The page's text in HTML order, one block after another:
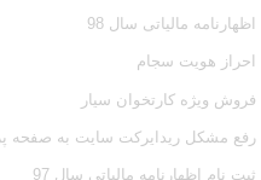
اظهارنامه مالیاتی سال 98
احراز هویت سجام
فروش ویژه کارتخوان سیار
رفع مشکل ریدایرکت سایت به صفحه
ثبت نام اظهارنامه مالیاتی سال 97